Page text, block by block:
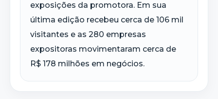
exposições da promotora. Em sua
última edição recebeu cerca de 106 mil
visitantes e as 280 empresas
expositoras movimentaram cerca de
R$ 178 milhões em negócios.